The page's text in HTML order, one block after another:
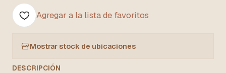
Agregar a la lista de favoritos
Mostrar stock de ubicaciones
DESCRIPCIÓN